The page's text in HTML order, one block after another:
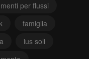
per flussi
famiglia
ius soli